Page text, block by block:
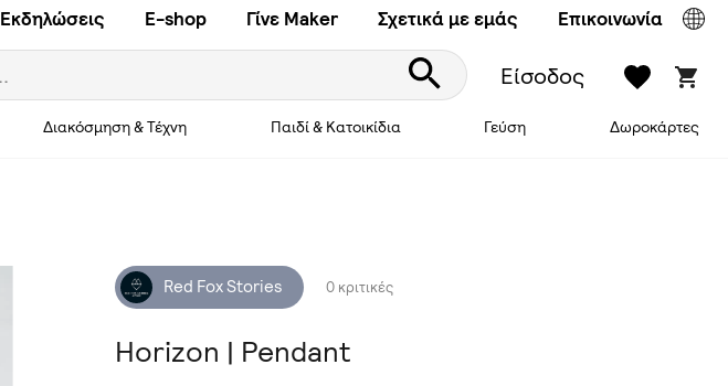
Εκδηλώσεις E-shop Γίνε Maker Σχετικά με εμάς Επικοινωνία
Είσοδος
Διακόσμηση & Τέχνη Παιδί & Κατοικίδια Γεύση Δωροκάρτες
Red Fox Stories 0 κριτικές
Horizon | Pendant